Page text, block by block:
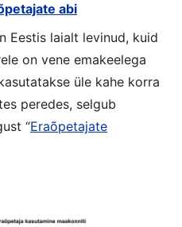
abi
Eestis laialt levinud, kuid
on vene emakeelega
üle kahe korra
peredes, selgub
“Eraõpetajate